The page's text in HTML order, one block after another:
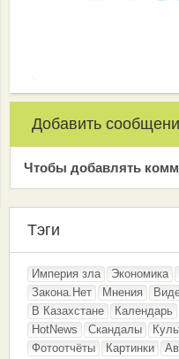
Добавить
Чтобы добавлять
Тэги
Империя зла Экономика
Закона.Нет
Мнения
В Казахстане
Календарь
HotNews
Скандалы
Фотоотчёты
Картинки